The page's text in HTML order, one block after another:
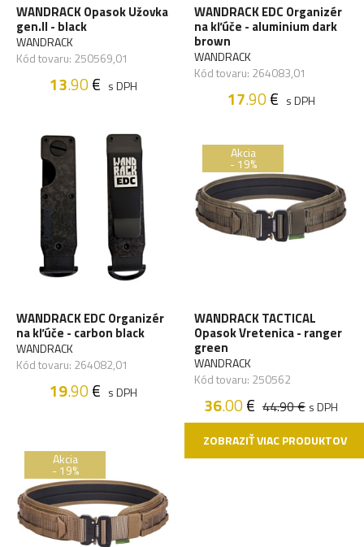
WANDRACK Opasok Užovka
gen.II - black
WANDRACK
Kód tovaru: 250569,01
13.90€ s DPH
WANDRACK EDC Organizér
na kľúče - aluminium dark
brown
WANDRACK
Kód tovaru: 264083,01
17.90€ s DPH
WANDRACK EDC Organizér
na kľúče - carbon black
WANDRACK
Kód tovaru: 264082,01
19.90€ s DPH
Akcia
- 19%
WANDRACK TACTICAL
Opasok Vretenica - ranger
green
WANDRACK
Kód tovaru: 250562
36.00€ 44.90 € s DPH
Akcia
- 19%
ZOBRAZIŤ VIAC PRODUKTOV